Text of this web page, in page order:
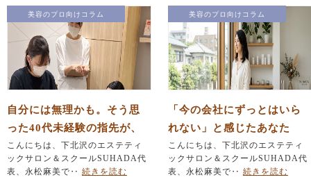
美容のプロ向けコラム
自分には無理かも。そう思
った40代未経験の指先が、
お客様を癒やす「プロの
手」に変わる瞬間
こんにちは、下北沢のエステティ
ックサロン＆スクールSUHADA代
表、永松麻美で‥ 続きを読む
美容のプロ向けコラム
「今の会社にずっとはいら
れない」と感じたあなた
へ。40代から自宅サロンで
手に入れる「本当の自立」
こんにちは、下北沢のエステティ
ックサロン＆スクールSUHADA代
表、永松麻美で‥ 続きを読む